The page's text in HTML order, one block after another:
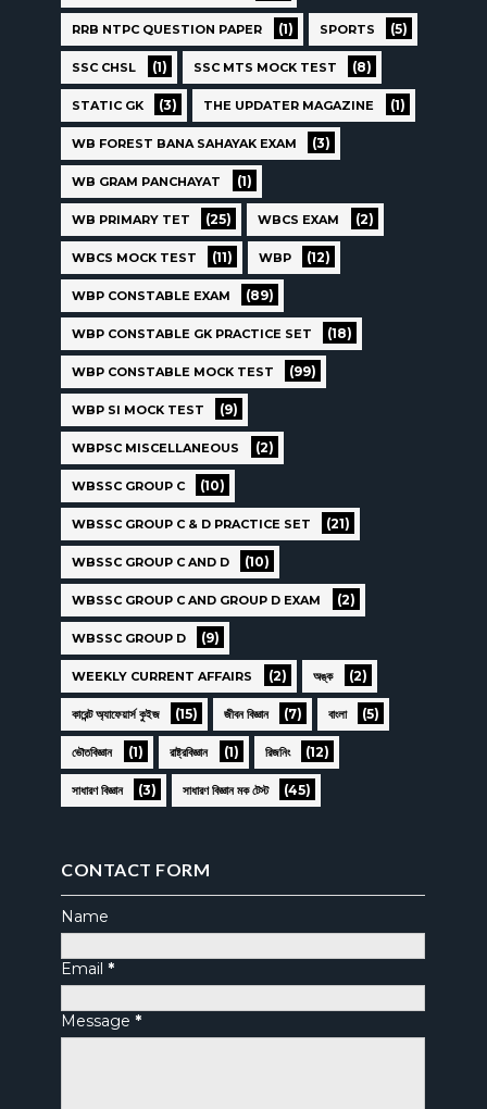
RRB NTPC QUESTION PAPER (1) SPORTS (5)
SSC CHSL (1) SSC MTS MOCK TEST (8)
STATIC GK (3) THE UPDATER MAGAZINE (1)
WB FOREST BANA SAHAYAK EXAM (3)
WB GRAM PANCHAYAT (1)
WB PRIMARY TET (25) WBCS EXAM (2)
WBCS MOCK TEST (11) WBP (12)
WBP CONSTABLE EXAM (89)
WBP CONSTABLE GK PRACTICE SET (18)
WBP CONSTABLE MOCK TEST (99)
WBP SI MOCK TEST (9)
WBPSC MISCELLANEOUS (2)
WBSSC GROUP C (10)
WBSSC GROUP C & D PRACTICE SET (21)
WBSSC GROUP C AND D (10)
WBSSC GROUP C AND GROUP D EXAM (2)
WBSSC GROUP D (9)
WEEKLY CURRENT AFFAIRS (2) অঙ্ক (2)
কারেন্ট অ্যাফেয়ার্স কুইজ (15) জীবন বিজ্ঞান (7) বাংলা (5)
ভৌতবিজ্ঞান (1) রাষ্ট্রবিজ্ঞান (1) রিজনিং (12)
সাধারণ বিজ্ঞান (3) সাধারণ বিজ্ঞান মক টেস্ট (45)
CONTACT FORM
Name
Email *
Message *